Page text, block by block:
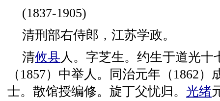
(1837-1905)
清刑部右侍郎，江苏学政。
清攸县人。字芝生。约生于道光十
（1857）中举人。同治元年（1862
士。散馆授编修。旋丁父忧归。 光绪